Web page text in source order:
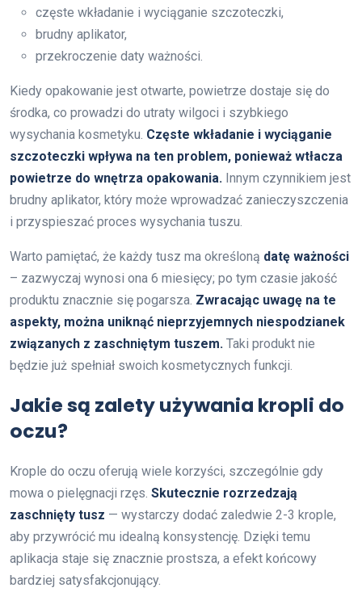
częste wkładanie i wyciąganie szczoteczki,
brudny aplikator,
przekroczenie daty ważności.
Kiedy opakowanie jest otwarte, powietrze dostaje się do
środka, co prowadzi do utraty wilgoci i szybkiego
wysychania kosmetyku. Częste wkładanie i wyciąganie
szczoteczki wpływa na ten problem, ponieważ wtłacza
powietrze do wnętrza opakowania. Innym czynnikiem jest
brudny aplikator, który może wprowadzać zanieczyszczenia
i przyspieszać proces wysychania tuszu.
Warto pamiętać, że każdy tusz ma określoną datę ważności
– zazwyczaj wynosi ona 6 miesięcy; po tym czasie jakość
produktu znacznie się pogarsza. Zwracając uwagę na te
aspekty, można uniknąć nieprzyjemnych niespodzianek
związanych z zaschniętym tuszem. Taki produkt nie
będzie już spełniał swoich kosmetycznych funkcji.
Jakie są zalety używania kropli do
oczu?
Krople do oczu oferują wiele korzyści, szczególnie gdy
mowa o pielęgnacji rzęs. Skutecznie rozrzedzają
zaschnięty tusz — wystarczy dodać zaledwie 2-3 krople,
aby przywrócić mu idealną konsystencję. Dzięki temu
aplikacja staje się znacznie prostsza, a efekt końcowy
bardziej satysfakcjonujący.